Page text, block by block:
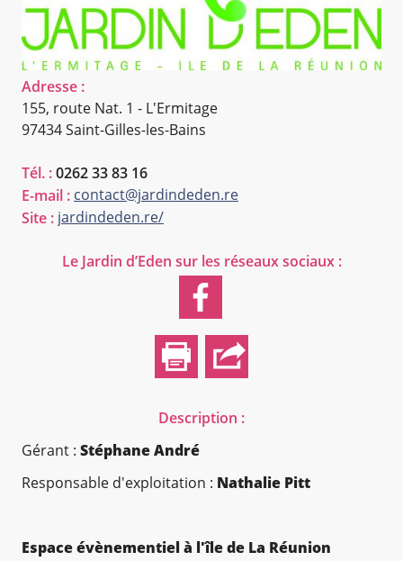
Adresse :
155, route Nat. 1 - L'Ermitage
97434 Saint-Gilles-les-Bains
Tél. :0262 33 83 16
E-mail : contact@jardindeden.re
Site : jardindeden.re/
Le Jardin d’Eden sur les réseaux sociaux :
Description :
Gérant : Stéphane André
Responsable d'exploitation : Nathalie Pitt
Espace évènementiel à l'île de La Réunion